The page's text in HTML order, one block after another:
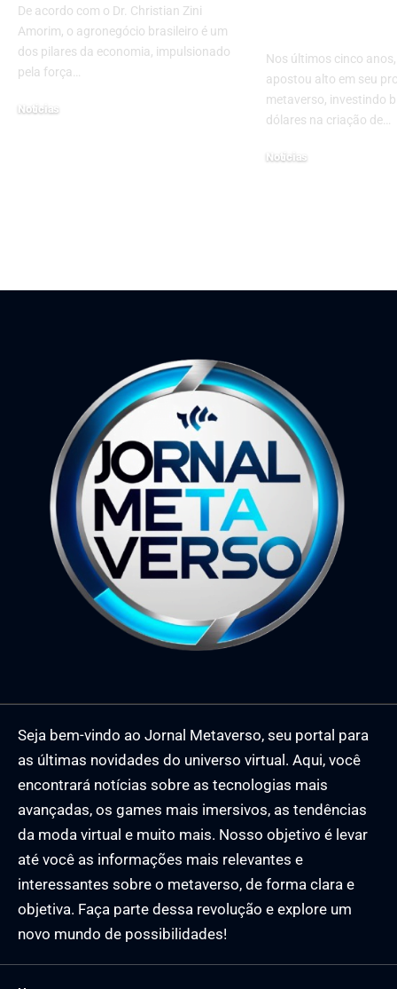
De acordo com o Dr. Christian Zini
Amorim, o agronegócio brasileiro é um
dos pilares da economia, impulsionado
pela força…
Notícias
Nos últimos cinco
apostou alto em seu
metaverso, investindo
dólares na criação de…
Notícias
Seja bem-vindo ao Jornal Metaverso, seu portal para
as últimas novidades do universo virtual. Aqui, você
encontrará notícias sobre as tecnologias mais
avançadas, os games mais imersivos, as tendências
da moda virtual e muito mais. Nosso objetivo é levar
até você as informações mais relevantes e
interessantes sobre o metaverso, de forma clara e
objetiva. Faça parte dessa revolução e explore um
novo mundo de possibilidades!